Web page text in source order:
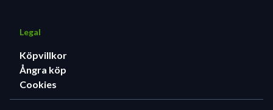
Legal
Köpvillkor
Ångra köp
Cookies